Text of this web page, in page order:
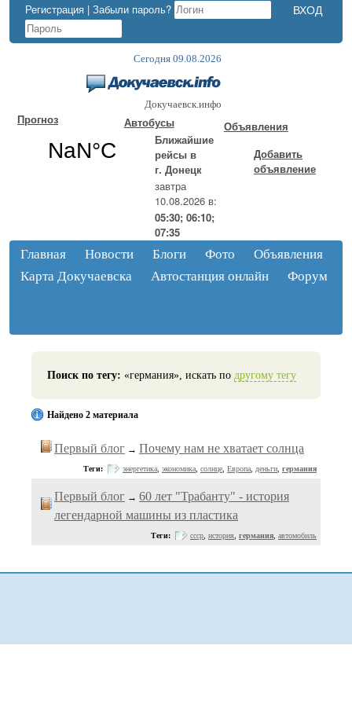
Регистрация | Забыли пароль?
Сегодня 09.08.2026
Докучаевск.инфо
Прогноз
Автобусы
Ближайшие
рейсы в
г. Донецк
завтра
10.08.2026 в:
05:30; 06:10;
07:35
Объявления
Добавить
объявление
Главная Новости Блоги Фото
Объявления
Карта Докучаевска
Автостанция онлайн Форум
Поиск по тегу: «германия», искать по другому тегу
Найдено 2 материала
Первый блог → Почему нам не хватает солнца
Теги: энергетика экономика солнце Европа деньги германия
Первый блог → 60 лет "Трабанту" - история
легендарной машины из пластика
Теги: ссср история германия автомобиль